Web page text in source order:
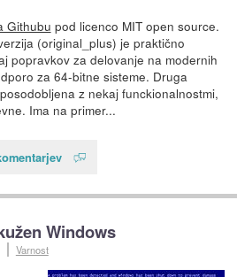
Githubu pod licenco MIT open source.
(original_plus) je praktično
popravkov za delovanje na modernih
za 64-bitne sisteme. Druga
z nekaj funckionalnostmi,
Ima na primer...
Windows
Varnost